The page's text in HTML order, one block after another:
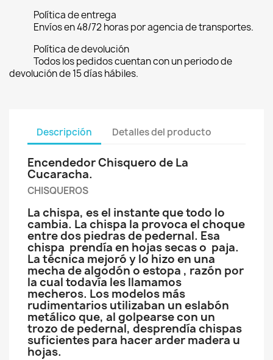
Política de entrega
Envíos en 48/72 horas por agencia de transportes.
Política de devolución
Todos los pedidos cuentan con un periodo de
devolución de 15 días hábiles.
Descripción Detalles del producto
Encendedor Chisquero de La
Cucaracha.
CHISQUEROS
La chispa, es el instante que todo lo
cambia. La chispa la provoca el choque
entre dos piedras de pedernal. Esa
chispa prendía en hojas secas o paja.
La técnica mejoró y lo hizo en una
mecha de algodón o estopa , razón por
la cual todavía les llamamos
mecheros. Los modelos más
rudimentarios utilizaban un eslabón
metálico que, al golpearse con un
trozo de pedernal, desprendía chispas
suficientes para hacer arder madera u
hojas.